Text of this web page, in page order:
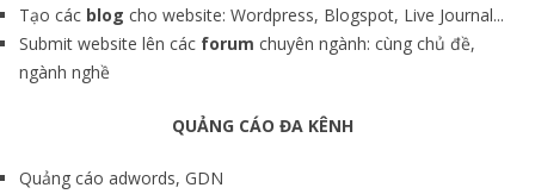
Tạo các blog cho website: Wordpress, Blogspot, Live Journal...
Submit website lên các forum chuyên ngành: cùng chủ đề,
ngành nghề
QUẢNG CÁO ĐA KÊNH
Quảng cáo adwords, GDN